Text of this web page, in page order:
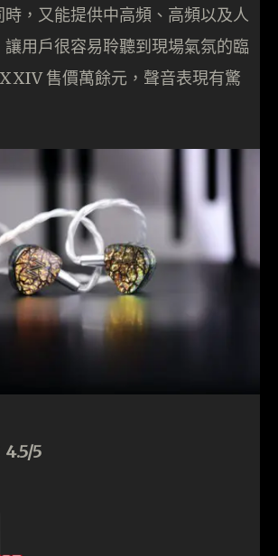
，又能提供中高頻、高頻以及人
用戶很容易聆聽到現場氣氛的臨
售價萬餘元，聲音表現有驚
5